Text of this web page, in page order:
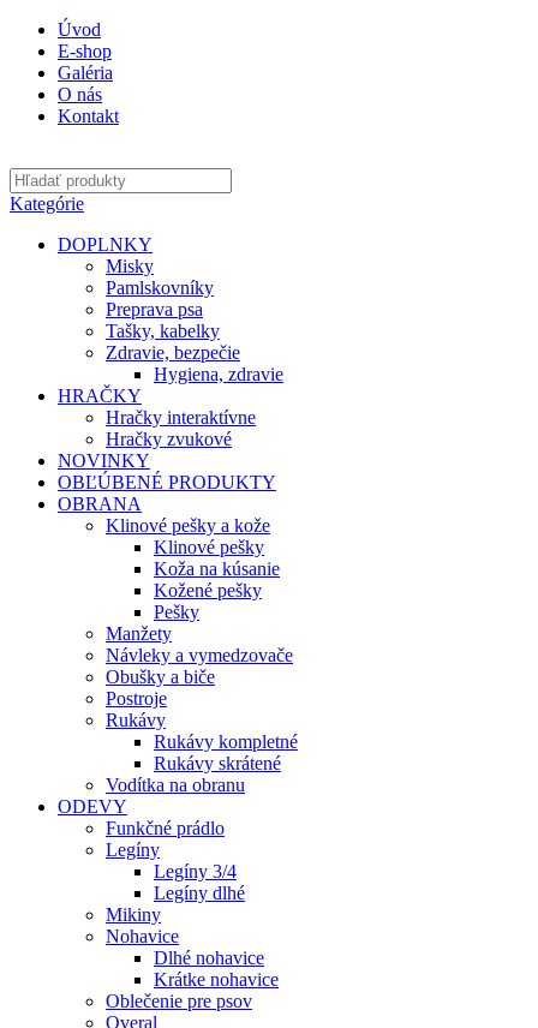
Úvod
E-shop
Galéria
O nás
Kontakt
Kategórie
DOPLNKY
Misky
Pamlskovníky
Preprava psa
Tašky, kabelky
Zdravie, bezpečie
Hygiena, zdravie
HRAČKY
Hračky interaktívne
Hračky zvukové
NOVINKY
OBĽÚBENÉ PRODUKTY
OBRANA
Klinové pešky a kože
Klinové pešky
Koža na kúsanie
Kožené pešky
Pešky
Manžety
Návleky a vymedzovače
Obušky a biče
Postroje
Rukávy
Rukávy kompletné
Rukávy skrátené
Vodítka na obranu
ODEVY
Funkčné prádlo
Legíny
Legíny 3/4
Legíny dlhé
Mikiny
Nohavice
Dlhé nohavice
Krátke nohavice
Oblečenie pre psov
Overal